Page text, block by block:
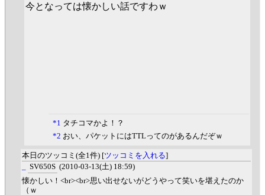
今となっては懐かしい話ですわｗ
*1 タチコマかよ！？
*2 おい、パケットにはTTLってのがあるんだぞｗ
本日のツッコミ(全1件) [ツッコミを入れる]
SV650S (2010-03-13(土) 18:59)
懐かしい！<br><br>思い出せないがどうやって笑いを堪えたのか
（ｗ